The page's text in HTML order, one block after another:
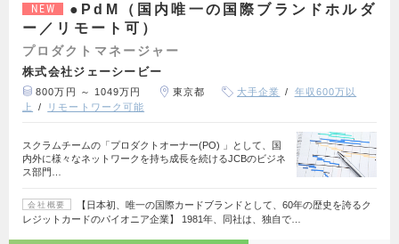
NEW
●PdM（国内唯一の国際ブランドホルダ
ー／リモート可）
プロダクトマネージャー
株式会社ジェーシービー
800万円 ～ 1049万円 東京都 大手企業
年収600万以
上
リモートワーク可能
スクラムチームの「プロダクトオーナー(PO) 」として、国
内外に様々なネットワークを持ち成長を続けるJCBのビジネ
ス部門…
会社概要
【日本初、唯一の国際カードブランドとして、60年の歴史を誇るク
レジットカードのパイオニア企業】 1981年、同社は、独自で…